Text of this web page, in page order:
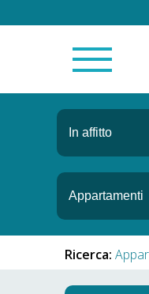
Ricerca: